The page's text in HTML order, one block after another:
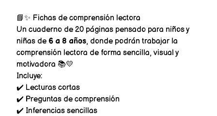
📘✨ Fichas de comprensión lectora
Un cuaderno de 20 páginas pensado para niños y
niñas de 6 a 8 años, donde podrán trabajar la
comprensión lectora de forma sencilla, visual y
motivadora 📚💛
Incluye:
✔️ Lecturas cortas
✔️ Preguntas de comprensión
✔️ Inferencias sencillas